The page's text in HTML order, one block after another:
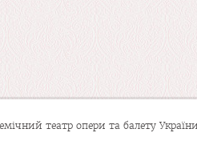
театр опери та балету